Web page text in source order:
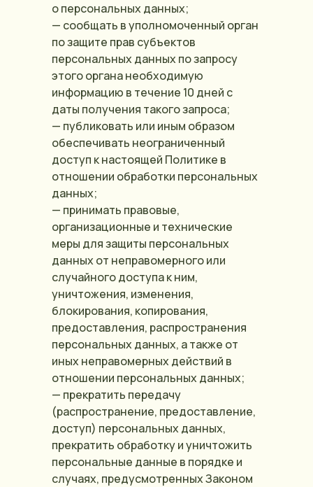
о персональных данных;
— сообщать в уполномоченный орган
по защите прав субъектов
персональных данных по запросу
этого органа необходимую
информацию в течение 10 дней с
даты получения такого запроса;
— публиковать или иным образом
обеспечивать неограниченный
доступ к настоящей Политике в
отношении обработки персональных
данных;
— принимать правовые,
организационные и технические
меры для защиты персональных
данных от неправомерного или
случайного доступа к ним,
уничтожения, изменения,
блокирования, копирования,
предоставления, распространения
персональных данных, а также от
иных неправомерных действий в
отношении персональных данных;
— прекратить передачу
(распространение, предоставление,
доступ) персональных данных,
прекратить обработку и уничтожить
персональные данные в порядке и
случаях, предусмотренных Законом